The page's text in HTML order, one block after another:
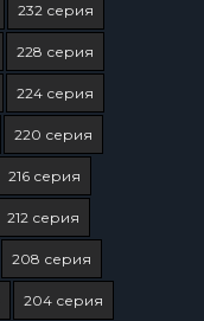
232 серия
228 серия
224 серия
220 серия
216 серия
212 серия
208 серия
204 серия